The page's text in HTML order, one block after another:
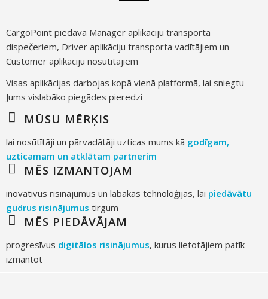
CargoPoint piedāvā Manager aplikāciju transporta
dispečeriem, Driver aplikāciju transporta vadītājiem un
Customer aplikāciju nosūtītājiem
Visas aplikācijas darbojas kopā vienā platformā, lai sniegtu
Jums vislabāko piegādes pieredzi
MŪSU MĒRĶIS
lai nosūtītāji un pārvadātāji uzticas mums kā godīgam,
uzticamam un atklātam partnerim
MĒS IZMANTOJAM
inovatīvus risinājumus un labākās tehnoloģijas, lai piedāvātu
gudrus risinājumus tirgum
MĒS PIEDĀVĀJAM
progresīvus digitālos risinājumus, kurus lietotājiem patīk
izmantot